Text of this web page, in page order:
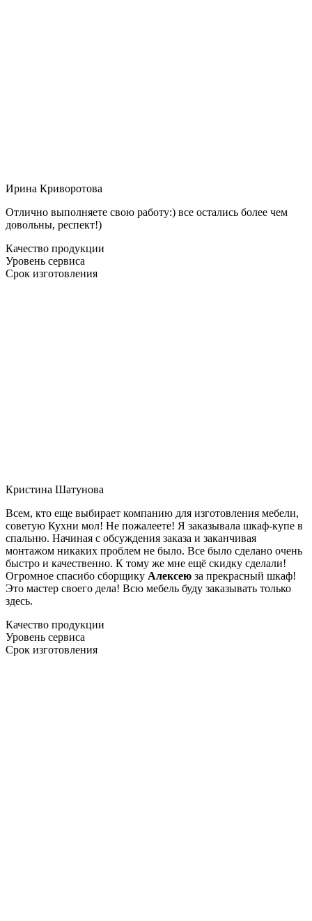
Ирина Криворотова
Отлично выполняете свою работу:) все остались более чем
довольны, респект!)
Качество продукции
Уровень сервиса
Срок изготовления
Кристина Шатунова
Всем, кто еще выбирает компанию для изготовления мебели,
советую Кухни мол! Не пожалеете! Я заказывала шкаф-купе в
спальню. Начиная с обсуждения заказа и заканчивая
монтажом никаких проблем не было. Все было сделано очень
быстро и качественно. К тому же мне ещё скидку сделали!
Огромное спасибо сборщику Алексею за прекрасный шкаф!
Это мастер своего дела! Всю мебель буду заказывать только
здесь.
Качество продукции
Уровень сервиса
Срок изготовления